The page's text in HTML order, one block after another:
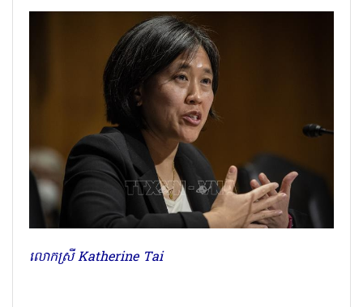
លោកស្រី Katherine Tai